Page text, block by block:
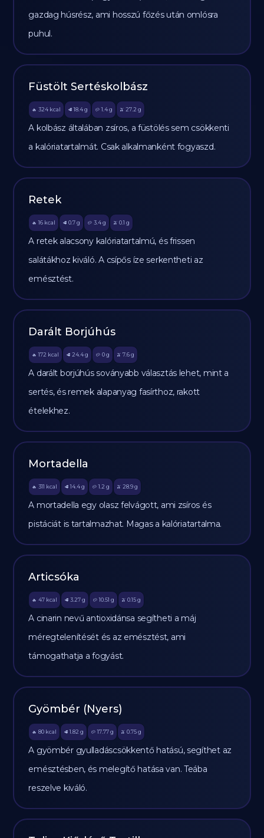
gazdag húsrész, ami hosszú főzés után omlósra
puhul.
Füstölt Sertéskolbász
🔥 324 kcal 🥩 18.4 g 🥔 1.4g 🫒 27.2 g
A kolbász általában zsíros, a füstölés sem csökkenti
a kalóriatartalmát. Csak alkalmanként fogyaszd.
Retek
🔥 16 kcal 🥩 0.7 g 🥔 3.4g 🫒 0.1 g
A retek alacsony kalóriatartalmú, és frissen
salátákhoz kiváló. A csípős íze serkentheti az
emésztést.
Darált Borjúhús
🔥 172 kcal 🥩 24.4 g 🥔 0g 🫒 7.6 g
A darált borjúhús soványabb választás lehet, mint a
sertés, és remek alapanyag fasírthoz, rakott
ételekhez.
Mortadella
🔥 311 kcal 🥩 14.4 g 🥔 1.2 g 🫒 28.9 g
A mortadella egy olasz felvágott, ami zsíros és
pistáciát is tartalmazhat. Magas a kalóriatartalma.
Articsóka
🔥 47 kcal 🥩 3.27 g 🥔 10.51 g 🫒 0.15 g
A cinarin nevű antioxidánsa segítheti a máj
méregtelenítését és az emésztést, ami
támogathatja a fogyást.
Gyömbér (Nyers)
🔥 80 kcal 🥩 1.82 g 🥔 17.77g 🫒 0.75 g
A gyömbér gyulladáscsökkentő hatású, segíthet az
emésztésben, és melegítő hatása van. Teába
reszelve kiváló.